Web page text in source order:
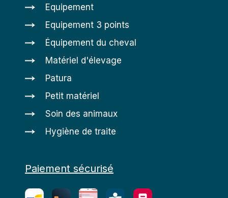
Equipement
Equipement 3 points
Équipement du cheval
Matériel d'élevage
Patura
Petit matériel
Soin des animaux
Hygiène de traite
Paiement sécurisé